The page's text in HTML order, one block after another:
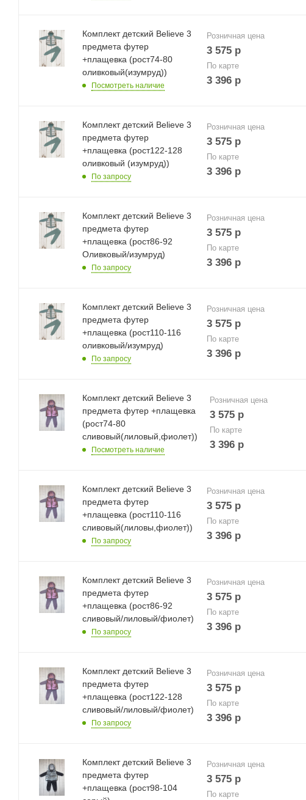
Комплект детский Believe 3
предмета футер
+плащевка (рост74-80
оливковый(изумруд))
Посмотреть наличие
Розничная цена
3 575р
По карте
3 396р
Комплект детский Believe 3
предмета футер
+плащевка (рост122-128
оливковый (изумруд))
По запросу
Розничная цена
3 575р
По карте
3 396р
Комплект детский Believe 3
предмета футер
+плащевка (рост86-92
Оливковый/изумруд)
По запросу
Розничная цена
3 575р
По карте
3 396р
Комплект детский Believe 3
предмета футер
+плащевка (рост110-116
оливковый/изумруд)
По запросу
Розничная цена
3 575р
По карте
3 396р
Комплект детский Believe 3
предмета футер +плащевка
(рост74-80
сливовый(лиловый,фиолет))
Посмотреть наличие
Розничная цена
3 575 р
По карте
3 396 р
Комплект детский Believe 3
предмета футер
+плащевка (рост110-116
сливовый(лиловы,фиолет))
По запросу
Розничная цена
3 575р
По карте
3 396р
Комплект детский Believe 3
предмета футер
+плащевка (рост86-92
сливовый/лиловый/фиолет)
По запросу
Розничная цена
3 575р
По карте
3 396р
Комплект детский Believe 3
предмета футер
+плащевка (рост122-128
сливовый/лиловый/фиолет)
По запросу
Розничная цена
3 575р
По карте
3 396р
Комплект детский Believe 3
предмета футер
+плащевка (рост98-104
Розничная цена
3 575р
По карте